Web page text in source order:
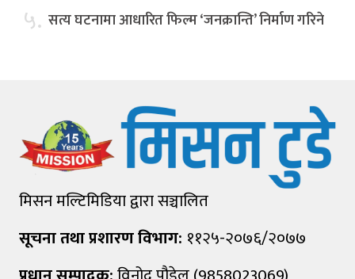
५. सत्य घटनामा आधारित फिल्म ‘जनक्रान्ति’ निर्माण गरिने
मिसन मल्टिमिडिया द्वारा सञ्चालित
सूचना तथा प्रशारण विभाग: ११२५-२०७६/२०७७